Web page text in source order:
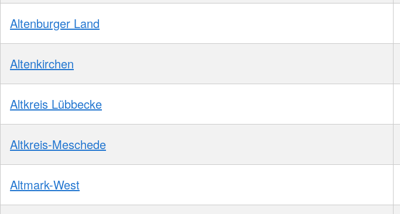
Altenburger Land
Altenkirchen
Altkreis Lübbecke
Altkreis-Meschede
Altmark-West